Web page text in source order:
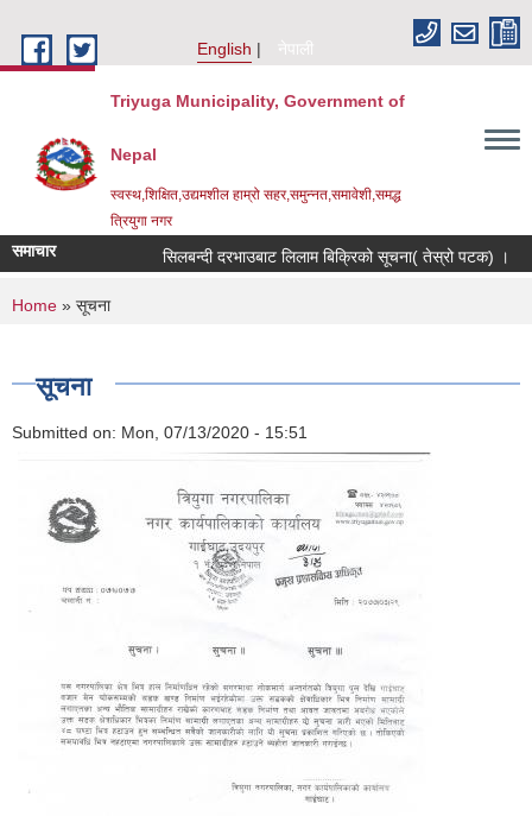
English
नेपाली
Triyuga Municipality, Government of
Nepal
स्वस्थ,शिक्षित,उद्यमशील हाम्रो सहर,समुन्नत,समावेशी,समद्ध
त्रियुगा नगर
समाचार सिलबन्दी दरभाउबाट लिलाम बिक्रिको सूचना( तेस्रो पटक) ।
You are here
Home » सूचना
सूचना
Submitted on: Mon, 07/13/2020 - 15:51